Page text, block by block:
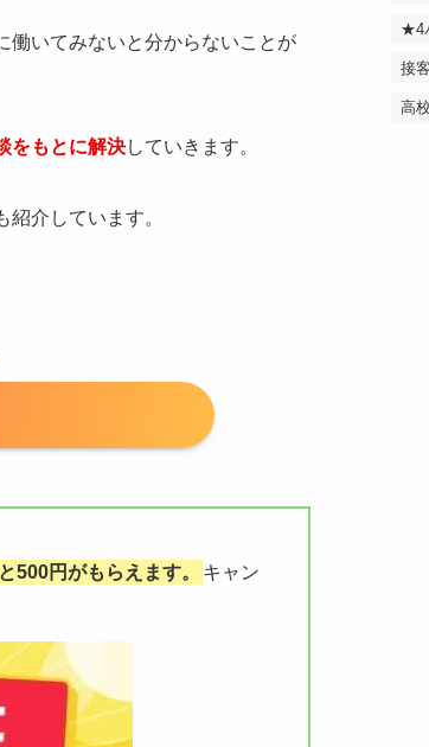
働いてみないと分からないことが
をもとに解決していきます。
紹介しています。
500円がもらえます。
キャン
★4
接
高